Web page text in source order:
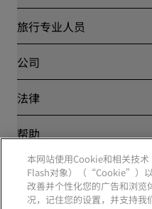
丽赏会
Blog
目的地
丽笙酒店集团APP
体育认证酒店
家庭友好型酒店
旅行专业人员
合作伙伴
公司
丽笙酒店集团
工作机会 RHG
工作机会 PPHE
工作机会 EHL
The Club by RHG
发展机会
责任经营
法律
隐私中心
丽赏会条款和条件
网站使用协议
数字无障碍
帮助
消费者警示
联系方式
常见问题
社交媒体
丽笙酒店集团品牌
本网站使用Cookie和相关技
Flash对象）（“Cookie”）以
改善并个性化您的广告和浏
况，记住您的设置，并支持